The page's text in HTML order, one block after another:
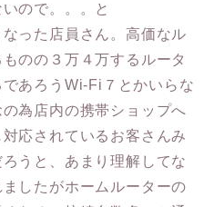
ので。。。と
った店員さん。高価なル
のの３万４万するルータ
あろうWi-Fi７とかいらな
為店内の携帯ショップへ
応されているお客さんみ
うと、あまり理解してな
したがホームルーターの